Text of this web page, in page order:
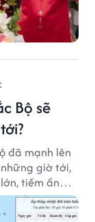
Bộ sẽ
đã mạnh lên
giờ tới,
tiềm ẩn
thuyền trên